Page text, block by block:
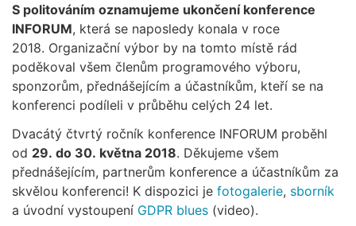
S politováním oznamujeme ukončení konference
INFORUM, která se naposledy konala v roce
2018. Organizační výbor by na tomto místě rád
poděkoval všem členům programového výboru,
sponzorům, přednášejícím a účastníkům, kteří se na
konferenci podíleli v průběhu celých 24 let.
Dvacátý čtvrtý ročník konference INFORUM proběhl
od 29. do 30. května 2018. Děkujeme všem
přednášejícím, partnerům konference a účastníkům za
skvělou konferenci! K dispozici je fotogalerie, sborník
a úvodní vystoupení GDPR blues (video).